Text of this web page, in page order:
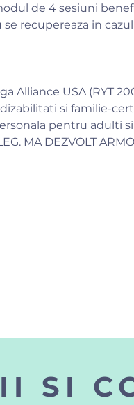
de 4 sesiuni
recupereaza in
USA (RYT
si familie-
pentru adulti
MA DEZVOLT
SI